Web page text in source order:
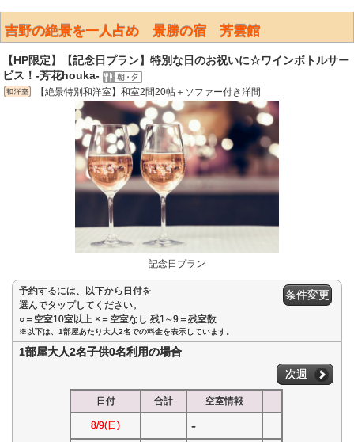
吉野の絶景を一人占め 景勝の宿 芳雲館
【HP限定】【記念日プラン】特別な日のお祝いに☆ワインボトルサー
ビス！-芳花houka-
【絶景特別和洋室】和室2間20帖＋ソファー付き洋間
記念日プラン
予約するには、以下から日付を
選んでタップしてください。
○＝空室10室以上 ×＝空室なし 残1∼9＝残室数
条件変更
※以下は、1部屋あたり大人2名での料金を表示しています。
1部屋大人2名子供0名利用の場合
次週
日付 合計 空室情報
8/9(日) -